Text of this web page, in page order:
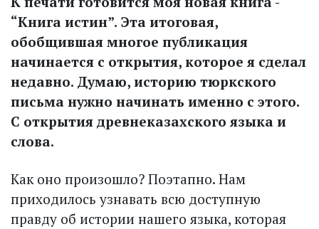
“Книга истин”. Эта итоговая,
обобщившая многое публикация
начинается с открытия, которое я сделал
недавно. Думаю, историю тюркского
письма нужно начинать именно с этого.
С открытия древнеказахского языка и
слова.
Как оно произошло? Поэтапно. Нам
приходилось узнавать всю доступную
правду об истории нашего языка, которая